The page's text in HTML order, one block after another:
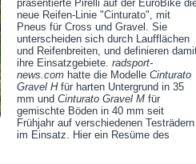
präsentierte Pirelli auf der EuroBike
neue Reifen-Linie "Cinturato", mit
Pneus für Cross und Gravel. Sie
unterscheiden sich durch Laufflächen
und Reifenbreiten, und definieren
ihre Einsatzgebiete. radsport-
news.comhatte die Modelle Cinturato
Gravel Hfür harten Untergrund in 35
mm und Cinturato Gravel Mfür
gemischte Böden in 40 mm seit
Frühjahr auf verschiedenen Testrädern
im Einsatz. Hier ein Resüme des